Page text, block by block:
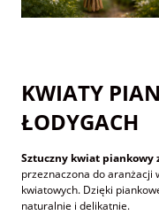
KWIATY
ŁODYGACH
Sztuczny kwiat piankowy
przeznaczona do aranżacji
kwiatowych. Dzięki
naturalnie i delikatnie.